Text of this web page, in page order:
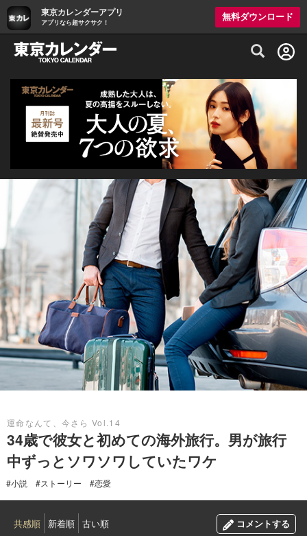
東京カレンダーアプリ
アプリなら超サクサク！
無料ダウンロード
グルメ情報・プレミアムレストラン予約
運命なんて、今さら Vol.14
34歳で彼女と初めての海外旅行。男が旅行
中ずっとソワソワしていたワケ
#小説 #ストーリー #恋愛
共感順 新着順 古い順 コメントする